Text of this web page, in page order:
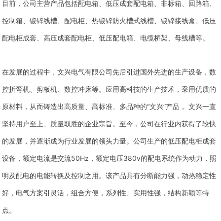
目前，公司主营产品包括配电箱、低压成套配电箱、非标箱、回路箱、
控制箱、镀锌线槽、配电柜、热镀锌防火槽式线槽、镀锌接线盒、低压
配电柜成套、高压成套配电柜、低压配电箱、电缆桥架、母线槽等。
在发展的过程中，文兴电气有限公司先后引进国外先进的生产设备，数
控折弯机、剪板机、数控冲床等。应用高科技的生产技术，采用优质的
原材料，从而铸造出高质量、高标准、多品种的“文兴”产品， 文兴一直
坚持用户至上、质量取胜的企业宗旨。至今，公司在行业内获得了较快
的发展，并逐渐成为行业发展的领头力量。公司生产的低压配电柜成套
设备，额定电流是交流50Hz，额定电压380v的配电系统作为动力，照
明及配电的电能转换及控制之用。该产品具有分断能力强，动热稳定性
好，电气方案引灵活，组合方便，系列性、实用性强，结构新颖等特
点。